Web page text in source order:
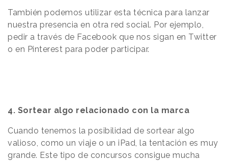
También podemos utilizar esta técnica para lanzar
nuestra presencia en otra red social. Por ejemplo,
pedir a través de Facebook que nos sigan en Twitter
o en Pinterest para poder participar.
4. Sortear algo relacionado con la marca
Cuando tenemos la posibilidad de sortear algo
valioso, como un viaje o un iPad, la tentación es muy
grande. Este tipo de concursos consigue mucha